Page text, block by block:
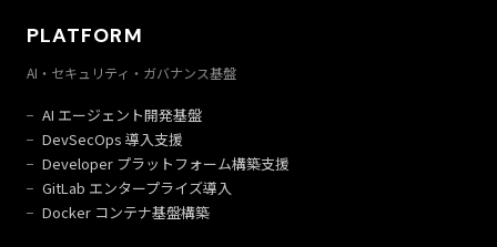
PLATFORM
AI・セキュリティ・ガバナンス基盤
AI エージェント開発基盤
DevSecOps 導入支援
Developer プラットフォーム構築支援
GitLab エンタープライズ導入
Docker コンテナ基盤構築